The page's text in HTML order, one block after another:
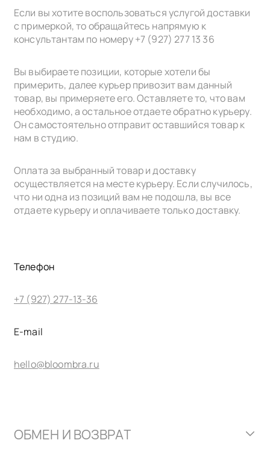
Если вы хотите воспользоваться услугой доставки
с примеркой, то обращайтесь напрямую к
консультантам по номеру +7 (927) 277 13 36
Вы выбираете позиции, которые хотели бы
примерить, далее курьер привозит вам данный
товар, вы примеряете его. Оставляете то, что вам
необходимо, а остальное отдаете обратно курьеру.
Он самостоятельно отправит оставшийся товар к
нам в cтудию.
Оплата за выбранный товар и доставку
осуществляется на месте курьеру. Если случилось,
что ни одна из позиций вам не подошла, вы все
отдаете курьеру и оплачиваете только доставку.
Телефон
+7 (927) 277-13-36
E-mail
hello@bloombra.ru
ОБМЕН И ВОЗВРАТ